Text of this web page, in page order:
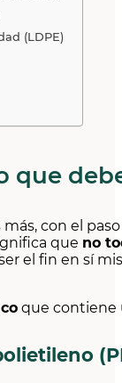
(LDPE)
que
más, con el
que no
el fin en sí
que contiene